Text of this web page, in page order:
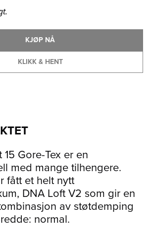
KLIKK & HENT
KJØP NÅ
Gore-Tex er en
med mange tilhengere.
fått et helt nytt
DNA Loft V2 som gir en
av støtdemping
normal.